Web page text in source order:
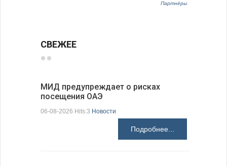
Партнёры
СВЕЖЕЕ
МИД предупреждает о рисках
посещения ОАЭ
06-08-2026 Hits:3 Новости
Подробнее...